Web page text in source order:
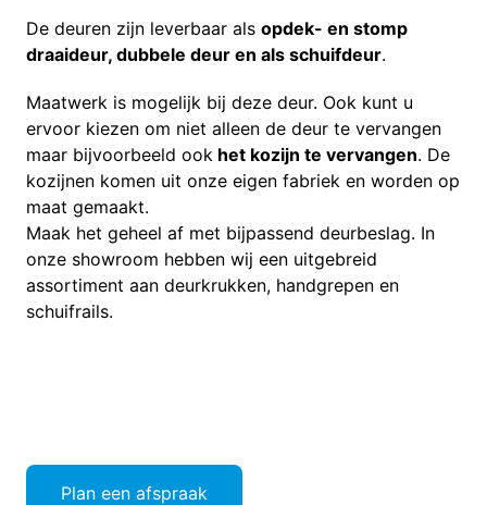
De deuren zijn leverbaar als opdek- en stomp
draaideur, dubbele deur en als schuifdeur.
Maatwerk is mogelijk bij deze deur. Ook kunt u
ervoor kiezen om niet alleen de deur te vervangen
maar bijvoorbeeld ook het kozijn te vervangen. De
kozijnen komen uit onze eigen fabriek en worden op
maat gemaakt.
Maak het geheel af met bijpassend deurbeslag. In
onze showroom hebben wij een uitgebreid
assortiment aan deurkrukken, handgrepen en
schuifrails.
Plan een afspraak